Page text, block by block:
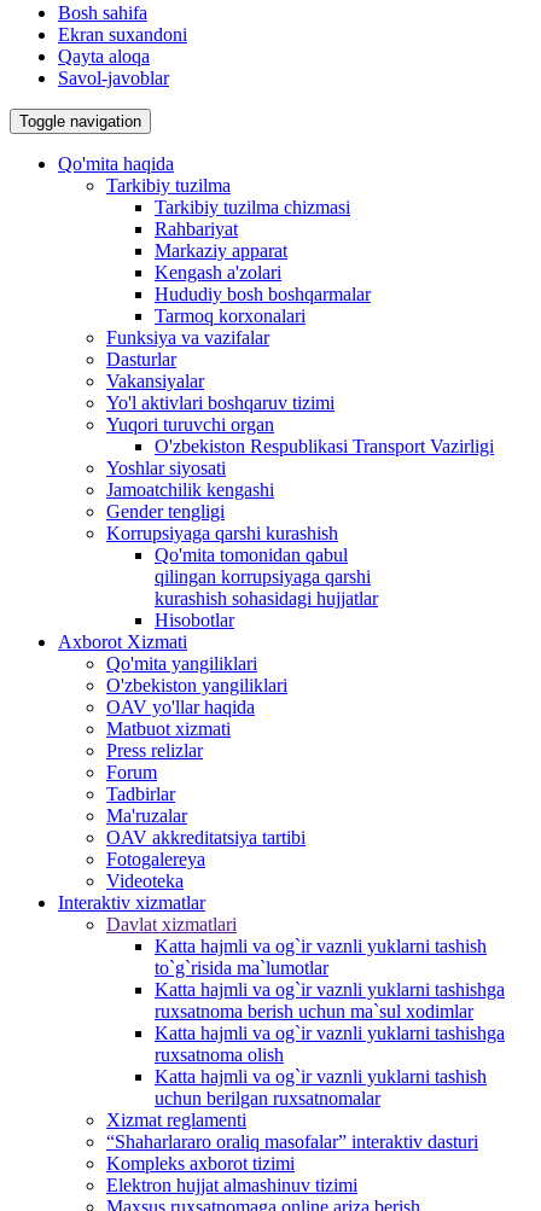
Bosh sahifa
Ekran suxandoni
Qayta aloqa
Savol-javoblar
Toggle navigation
Qo'mita haqida
Tarkibiy tuzilma
Tarkibiy tuzilma chizmasi
Rahbariyat
Markaziy apparat
Kengash a'zolari
Hududiy bosh boshqarmalar
Tarmoq korxonalari
Funksiya va vazifalar
Dasturlar
Vakansiyalar
Yo'l aktivlari boshqaruv tizimi
Yuqori turuvchi organ
O'zbekiston Respublikasi Transport Vazirligi
Yoshlar siyosati
Jamoatchilik kengashi
Gender tengligi
Korrupsiyaga qarshi kurashish
Qo'mita tomonidan qabul
qilingan korrupsiyaga qarshi
kurashish sohasidagi hujjatlar
Hisobotlar
Аxborot Xizmati
Qo'mita yangiliklari
O'zbekiston yangiliklari
OAV yo'llar haqida
Matbuot xizmati
Press relizlar
Forum
Tadbirlar
Ma'ruzalar
OAV akkreditatsiya tartibi
Fotogalereya
Videoteka
Interaktiv xizmatlar
Davlat xizmatlari
Katta hajmli va og`ir vaznli yuklarni tashish
to`g`risida ma`lumotlar
Katta hajmli va og`ir vaznli yuklarni tashishga
ruxsatnoma berish uchun ma`sul xodimlar
Katta hajmli va og`ir vaznli yuklarni tashishga
ruxsatnoma olish
Katta hajmli va og`ir vaznli yuklarni tashish
uchun berilgan ruxsatnomalar
Xizmat reglamenti
“Shaharlararo oraliq masofalar” interaktiv dasturi
Kompleks axborot tizimi
Elektron hujjat almashinuv tizimi
Maxsus ruxsatnomaga online ariza berish